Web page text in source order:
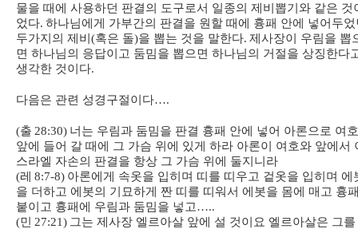
물을 때에 사용하던 판결의 도구로서 일종의 제비뽑기와 같은 것
었다. 하나님에게 가부간의 판결을 원할 때에 흉패 안에 넣어두었
두가지의 제비 (혹은 돌)을 뽑는 것을 말한다. 제사장이 우림을 뽑
면 하나님의 응답이고 둠밈을 뽑으면 하나님의 거절을 상징한다
생각한 것이다.
다음은 관련 성경구절이다….
(출 28:30) 너는 우림과 둠밈을 판결 흉패 안에 넣어 아론으로 여
앞에 들어 갈 때에 그 가슴 위에 있게 하라 아론이 여호와 앞에서
스라엘 자손의 판결을 항상 그 가슴 위에 둘지니라
(레 8:7-8) 아론에게 속옷을 입히며 띠를 띠우고 겉옷을 입히며 에
을 더하고 에봇의 기묘하게 짠 띠를 띠워서 에봇을 몸에 매고 흉
붙이고 흉패에 우림과 둠밈을 넣고…..
(민 27:21) 그는 제사장 엘르아살 앞에 설 것이요 엘르아살은 그를